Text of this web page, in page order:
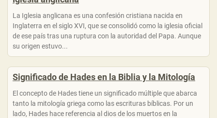
La Iglesia anglicana es una confesión cristiana nacida en
Inglaterra en el siglo XVI, que se consolidó como la iglesia oficial
de ese país tras una ruptura con la autoridad del Papa. Aunque
su origen estuvo...
Significado de Hades en la Biblia y la Mitología
El concepto de Hades tiene un significado múltiple que abarca
tanto la mitología griega como las escrituras bíblicas. Por un
lado, Hades hace referencia al dios de los muertos en la